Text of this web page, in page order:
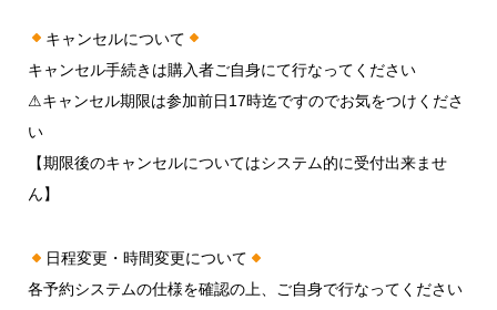
キャンセルについて
キャンセル手続きは購入者ご自身にて行なってください
⚠︎キャンセル期限は参加前日17時迄ですのでお気をつけくださ
い
【期限後のキャンセルについてはシステム的に受付出来ませ
ん】
日程変更・時間変更について
各予約システムの仕様を確認の上、ご自身で行なってください